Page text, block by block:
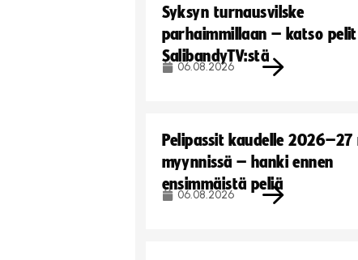
Syksyn turnausvilske
parhaimmillaan – katso pelit
SalibandyTV:stä
06.08.2026
Pelipassit kaudelle
myynnissä – hanki ennen
ensimmäistä peliä
06.08.2026